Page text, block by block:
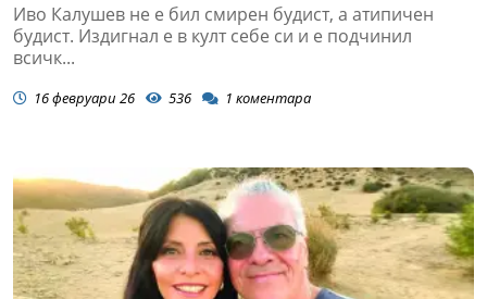
Иво Калушев не е бил смирен будист, а атипичен
будист. Издигнал е в култ себе си и е подчинил
всичк...
16 февруари 26 536 1 коментара